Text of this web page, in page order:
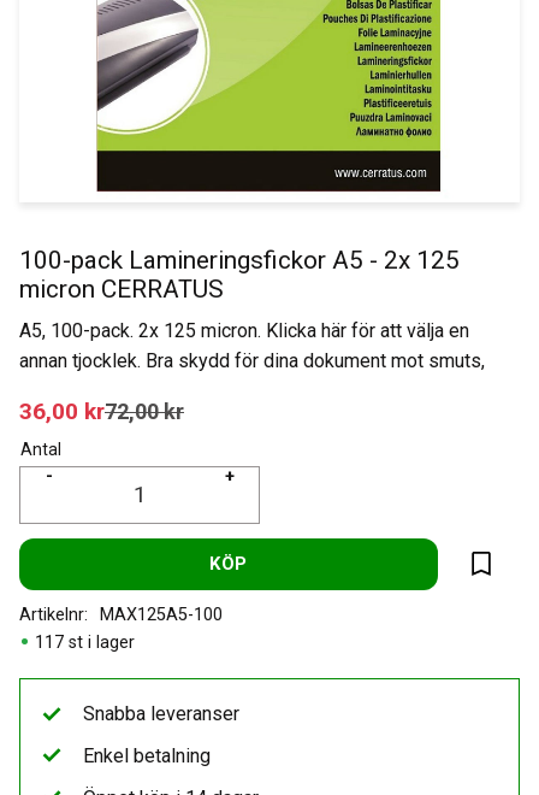
100-pack Lamineringsfickor A5 - 2x 125
micron CERRATUS
A5, 100-pack. 2x 125 micron. Klicka här för att välja en
annan tjocklek. Bra skydd för dina dokument mot smuts,
Nedsatt pris:
36,00 krOrdinarie pris:
72,00kr
Antal
+
-
KÖP
Lägg
117 st i lager
Artikelnr MAX125A5-100
Snabba leveranser
Enkel betalning